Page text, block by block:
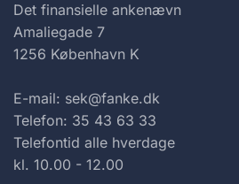
Det finansielle ankenævn
Amaliegade 7
1256 København K
E-mail: sek@fanke.dk
Telefon: 35 43 63 33
Telefontid alle hverdage
kl. 10.00 - 12.00